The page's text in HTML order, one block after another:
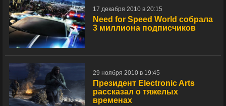
17 декабря 2010 в 20:15
Need for Speed World собрала
3 миллиона подписчиков
29 ноября 2010 в 19:45
Президент Electronic Arts
рассказал о тяжелых
временах